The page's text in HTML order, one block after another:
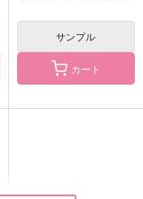
サンプル
カート